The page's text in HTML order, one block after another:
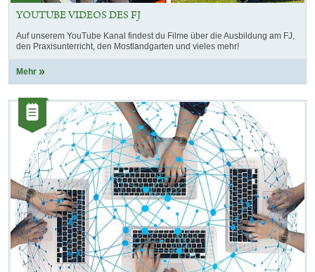
YOUTUBE VIDEOS DES FJ
Auf unserem YouTube Kanal findest du Filme über die Ausbildung am FJ,
den Praxisunterricht, den Mostlandgarten und vieles mehr!
Mehr
Kategorie:
Artikel